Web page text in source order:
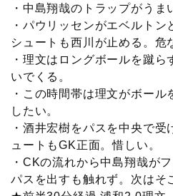
・中島翔哉のトラップがうま
・パウリッセンがエベルトン
シュートも西川が止める。危
・理文はロングボールを蹴
いでくる。
・この時間帯は理文がボール
したい。
・酒井宏樹をパスを中央で
ュートもGK正面。惜しい。
・CKの流れから中島翔哉が
パスを出すも触れず。次はそ